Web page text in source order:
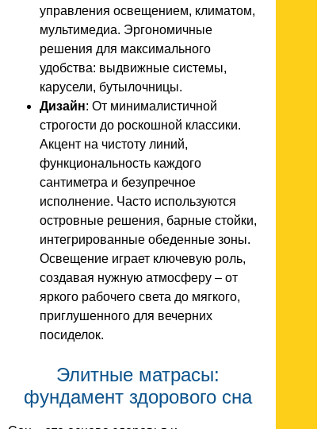
управления освещением, климатом,
мультимедиа. Эргономичные
решения для максимального
удобства: выдвижные системы,
карусели, бутылочницы.
Дизайн: От минималистичной
строгости до роскошной классики.
Акцент на чистоту линий,
функциональность каждого
сантиметра и безупречное
исполнение. Часто используются
островные решения, барные стойки,
интегрированные обеденные зоны.
Освещение играет ключевую роль,
создавая нужную атмосферу – от
яркого рабочего света до мягкого,
приглушенного для вечерних
посиделок.
Элитные матрасы:
фундамент здорового сна